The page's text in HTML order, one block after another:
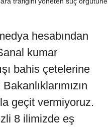
hesabından
kumar
bahis çetelerine
geçit vermiyoruz.
8 ilimizde eş